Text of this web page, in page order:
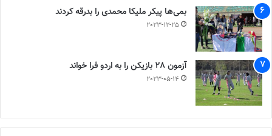
بمی‌ها پیکر ملیکا محمدی را بدرقه کردند
2023-12-25
آزمون 28 بازیکن را به اردو فرا خواند
2023-05-14